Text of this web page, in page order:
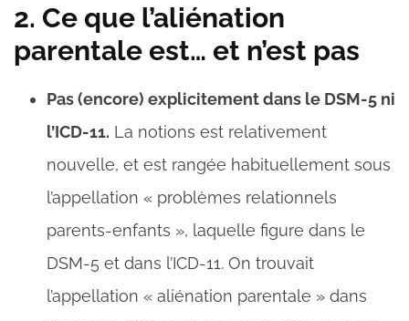
2. Ce que l’aliénation
parentale est… et n’est pas
Pas (encore) explicitement dans le DSM-5 ni
l’ICD-11. La notions est relativement
nouvelle, et est rangée habituellement sous
l’appellation « problèmes relationnels
parents-enfants », laquelle figure dans le
DSM-5 et dans l’ICD-11. On trouvait
l’appellation « aliénation parentale » dans